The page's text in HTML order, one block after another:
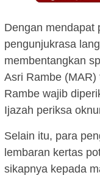
Dengan mendapat
pengunjukrasa
membentangkan
Asri Rambe (MAR)
Rambe wajib
Ijazah periksa
Selain itu, para
lembaran kertas
sikapnya kepada